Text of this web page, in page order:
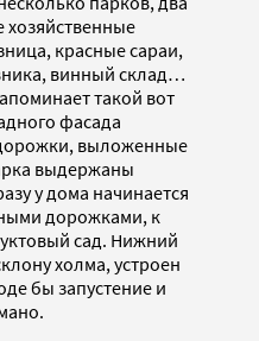
хозяйственные
красные сараи,
винный склад…
такой вот
фасада
выложенные
выдержаны
у дома начинается
дорожками, к
сад. Нижний
холма, устроен
бы запустение и